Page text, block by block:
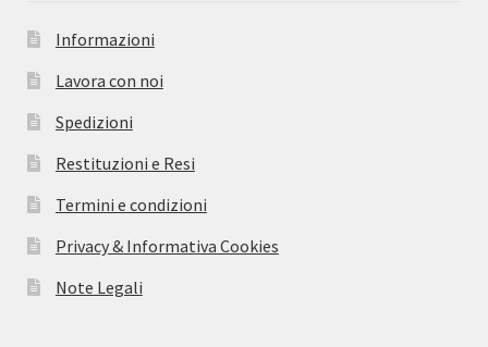
Informazioni
Lavora con noi
Spedizioni
Restituzioni e Resi
Termini e condizioni
Privacy & Informativa Cookies
Note Legali